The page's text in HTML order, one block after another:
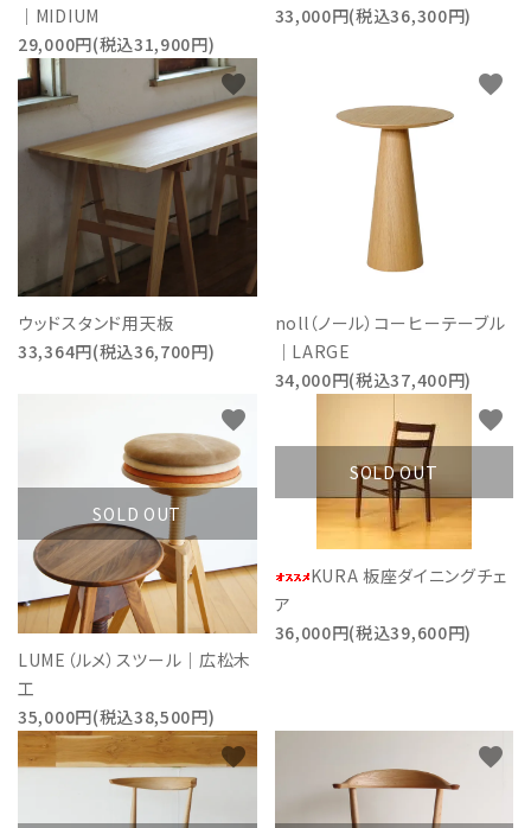
｜MIDIUM
29,000円(税込31,900円)
33,000円(税込36,300円)
ウッドスタンド用天板
33,364円(税込36,700円)
favorite
noll（ノール）コーヒーテーブル
｜LARGE
34,000円(税込37,400円)
favorite
SOLD OUT
LUME（ルメ）スツール｜広松木
工
35,000円(税込38,500円)
favorite
SOLD OUT
KURA 板座ダイニングチェ
ア
36,000円(税込39,600円)
favorite
favorite favorite